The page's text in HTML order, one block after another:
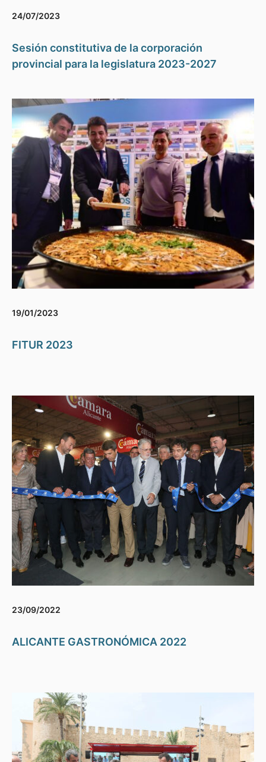
24/07/2023
Sesión constitutiva de la corporación
provincial para la legislatura 2023-2027
19/01/2023
FITUR 2023
23/09/2022
ALICANTE GASTRONÓMICA 2022